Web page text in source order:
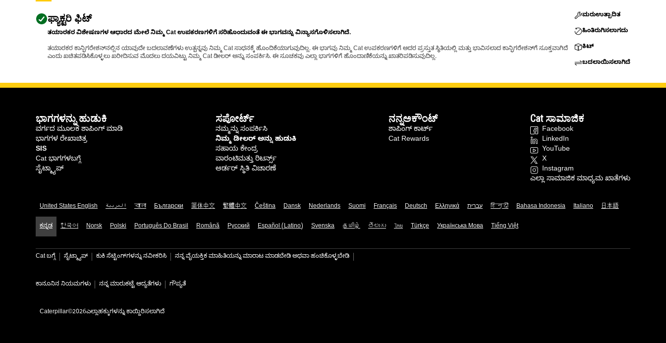
ಫ್ಯಾಕ್ಟರಿ ಫಿಟ್
ತಯಾರಕರ ವಿಶೇಷಣಗಳ ಆಧಾರದ ಮೇಲೆ ನಿಮ್ಮ Cat ಉಪಕರಣಗಳಿಗೆ ಸರಿಹೊಂದುವಂತೆ ಈ ಭಾಗವನ್ನು ವಿನ್ಯಾಸಗೊಳಿಸಲಾಗಿದೆ.
ತಯಾರಕರ ಕಾನ್ಫಿಗರೇಶನ್‌ನಲ್ಲಿನ ಯಾವುದೇ ಬದಲಾವಣೆಗಳು ಉತ್ಪನ್ನವು ನಿಮ್ಮ Cat ಸಾಧನಕ್ಕೆ ಹೊಂದಿಕೆಯಾಗುವುದಿಲ್ಲ. ಈ ಭಾಗವು ನಿಮ್ಮ Cat ಉಪಕರಣಗಳಿಗೆ ಅದರ ಪ್ರಸ್ತುತ ಸ್ಥಿತಿಯಲ್ಲಿ ಮತ್ತು ಭಾವಿಸಲಾದ ಕಾನ್ಫಿಗರೇಶನ್‌ಗೆ ಸೂಕ್ತವಾಗಿದೆ
ಎಂದು ಖಚಿತಪಡಿಸಿಕೊಳ್ಳಲು ಖರೀದಿಸುವ ಮೊದಲು ದಯವಿಟ್ಟು ನಿಮ್ಮ Cat ಡೀಲರ್ ಅನ್ನು ಸಂಪರ್ಕಿಸಿ. ಈ ಸೂಚಕವು ಎಲ್ಲಾ ಭಾಗಗಳಿಗೆ ಹೊಂದಾಣಿಕೆಯನ್ನು ಖಾತರಿಪಡಿಸುವುದಿಲ್ಲ.
ಮರುಉತ್ಪಾದಿತ
ಹಿಂತಿರುಗಿಸಲಾಗದು
ಕಿಟ್
ಬದಲಾಯಿಸಲಾಗಿದೆ
ಭಾಗಗಳನ್ನು ಹುಡುಕಿ
ವರ್ಗದ ಮೂಲಕ ಶಾಪಿಂಗ್ ಮಾಡಿ
ಭಾಗಗಳ ರೇಖಾಚಿತ್ರ
SIS
Cat ಭಾಗಗಳಬಗ್ಗೆ
ಸೈಟ್ಮ್ಯಾಪ್
ಸಪೋರ್ಟ್
ನಮ್ಮನ್ನು ಸಂಪರ್ಕಿಸಿ
ನಿಮ್ಮ ಡೀಲರ್ ಅನ್ನು ಹುಡುಕಿ
ಸಹಾಯ ಕೇಂದ್ರ
ವಾರಂಟಿಮತ್ತು ರಿಟರ್ನ್ಸ್
ಆರ್ಡರ್ ಸ್ಥಿತಿ ವಿಚಾರಣೆ
ನನ್ನಅಕೌಂಟ್
ಶಾಪಿಂಗ್ ಕಾರ್ಟ್
Cat Rewards
Cat ಸಾಮಾಜಿಕ
Facebook
LinkedIn
YouTube
X
Instagram
ಎಲ್ಲಾ ಸಾಮಾಜಿಕ ಮಾಧ್ಯಮ ಖಾತೆಗಳು
United States English العربية বাংলা Български 简体中文 繁體中文 Čeština Dansk Nederlands Suomi Français Deutsch Ελληνικά עברית हिन्दी Bahasa Indonesia Italiano 日本語
ಕನ್ನಡ 한국어 Norsk Polski Português Do Brasil Română Русский Español (Latino) Svenska தமிழ் తెలుగు ไทย Türkçe Українська Мова Tiếng Việt
Cat ಬಗ್ಗೆ ಸೈಟ್ಮ್ಯಾಪ್ ಕುಕಿ ಸೆಟ್ಟಿಂಗ್‌ಗಳನ್ನು ನವೀಕರಿಸಿ ನನ್ನ ವೈಯಕ್ತಿಕ ಮಾಹಿತಿಯನ್ನು ಮಾರಾಟ ಮಾಡಬೇಡಿ ಅಥವಾ ಹಂಚಿಕೊಳ್ಳಬೇಡಿ
ಕಾನೂನಿನ ನಿಯಮಗಳು ನನ್ನ ಮಾರುಕಟ್ಟೆ ಆದ್ಯತೆಗಳು ಗೌಪ್ಯತೆ
Caterpillar©2026ಎಲ್ಲಾಹಕ್ಕುಗಳನ್ನು ಕಾಯ್ದಿರಿಸಲಾಗಿದೆ